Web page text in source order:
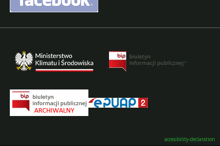
,
accesibility-declaration